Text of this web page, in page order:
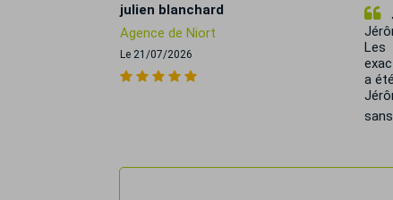
julien blanchard
Agence de Niort
Le 21/07/2026
Les
a